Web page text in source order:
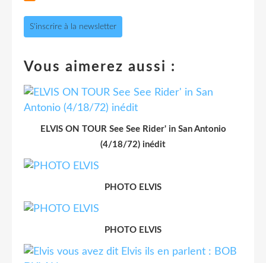
S'inscrire à la newsletter
Vous aimerez aussi :
ELVIS ON TOUR See See Rider' in San Antonio
(4/18/72) inédit
PHOTO ELVIS
PHOTO ELVIS